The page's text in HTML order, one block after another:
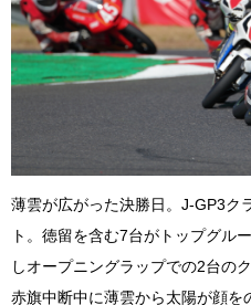
薄雲が広がった決勝日。J-GP3ク
ト。徳留を含む7台がトップグル
しオープニングラップでの2台の
赤旗中断中に薄雲から太陽が顔を